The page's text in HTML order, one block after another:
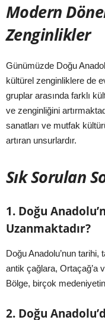
Modern
Zenginlikler
Günümüzde Doğu
kültürel zenginliklere de
gruplar arasında farklı
ve zenginliğini
sanatları ve mutfak
artıran unsurlardır.
Sık Sorulan
1. Doğu
Uzanmaktadır?
Doğu Anadolu’nun
antik çağlara, Ortaçağ’a
Bölge, birçok
2. Doğu